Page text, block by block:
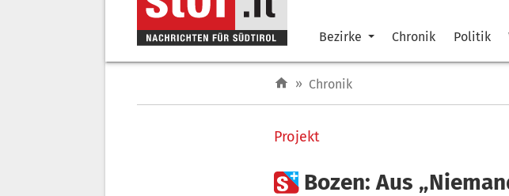
Bezirke Chronik Politik
» Chronik
Projekt
 Bozen: Aus